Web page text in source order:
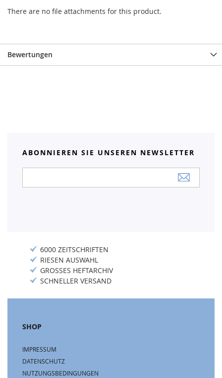
There are no file attachments for this product.
Bewertungen
ABONNIEREN SIE UNSEREN NEWSLETTER
Newsletter:
6000 ZEITSCHRIFTEN
RIESEN AUSWAHL
GROSSES HEFTARCHIV
SCHNELLER VERSAND
SHOP
IMPRESSUM
DATENSCHUTZ
NUTZUNGSBEDINGUNGEN